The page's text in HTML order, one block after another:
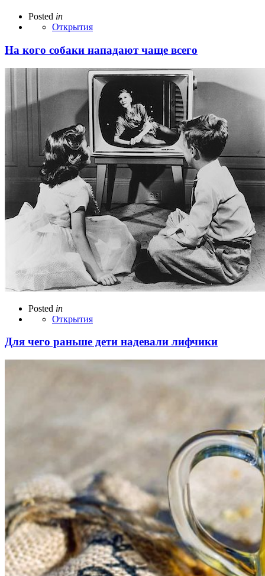
Posted in
Открытия
На кого собаки нападают чаще всего
Posted in
Открытия
Для чего раньше дети надевали лифчики